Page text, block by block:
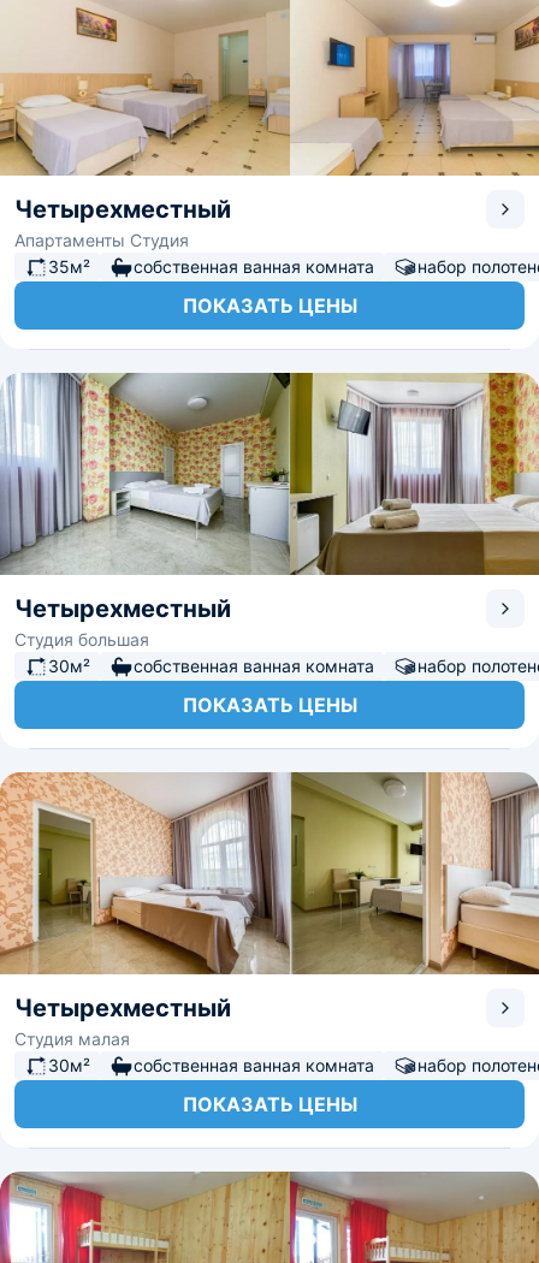
Четырехместный
Апартаменты Студия
35м²
собственная ванная комната набор
ПОКАЗАТЬ ЦЕНЫ
Четырехместный
Студия большая
30м²
собственная ванная комната набор
ПОКАЗАТЬ ЦЕНЫ
Четырехместный
Студия малая
30м²
собственная ванная комната набор
ПОКАЗАТЬ ЦЕНЫ